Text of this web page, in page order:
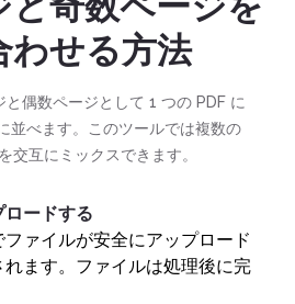
わせる方法
偶数ページとして 1 つの PDF に
並べます。このツールでは複数の
交互にミックスできます。
ロードする
ァイルが安全にアップロード
ます。ファイルは処理後に完